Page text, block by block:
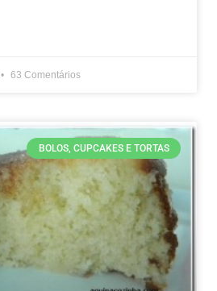
63 Comentários
BOLOS, CUPCAKES E TORTAS